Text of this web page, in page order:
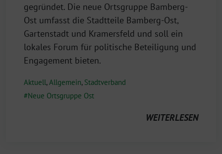
gegründet. Die neue Ortsgruppe Bamberg-
Ost umfasst die Stadtteile Bamberg-Ost,
Gartenstadt und Kramersfeld und soll ein
lokales Forum für politische Beteiligung und
Engagement bieten.
Aktuell,Allgemein, Stadtverband
Neue Ortsgruppe Ost
WEITERLESEN